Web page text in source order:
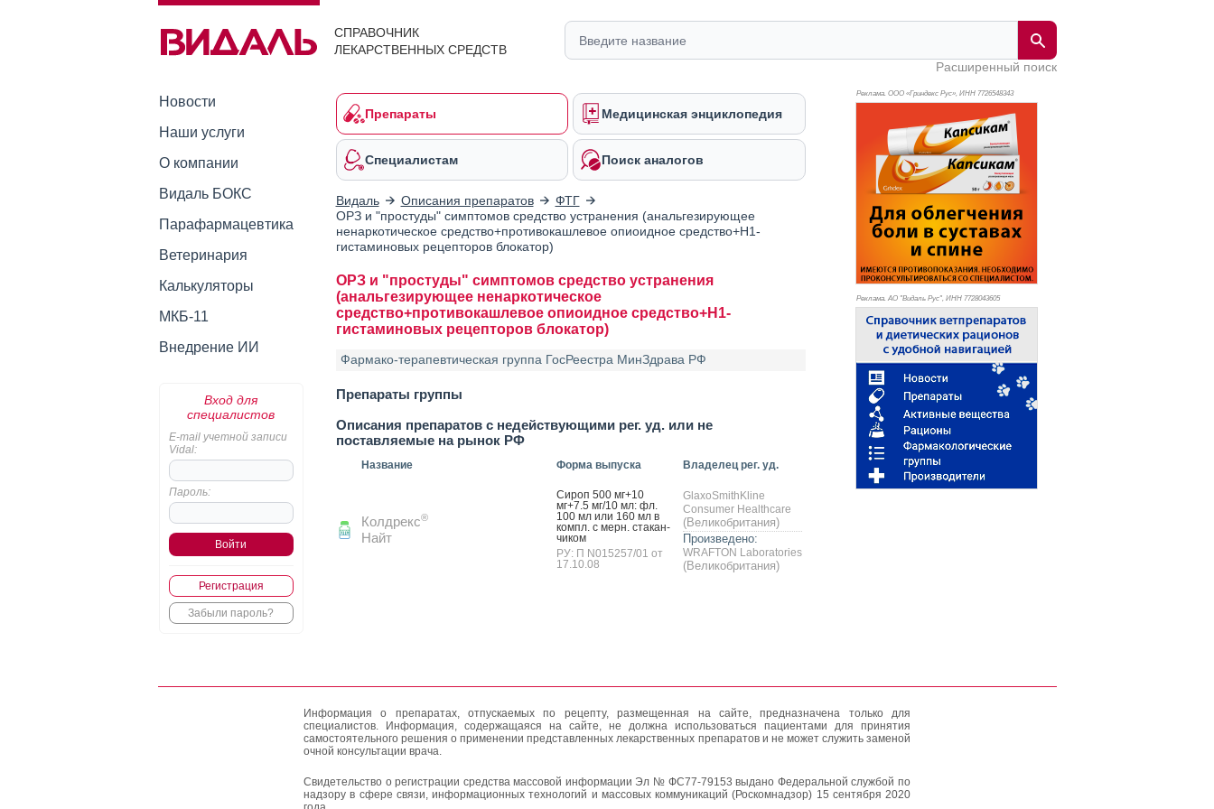
СПРАВОЧНИК
ЛЕКАРСТВЕННЫХ СРЕДСТВ
Расширенный поиск
Новости
Наши услуги
О компании
Видаль БОКС
Парафармацевтика
Ветеринария
Калькуляторы
МКБ-11
Внедрение ИИ
Вход для
специалистов
E-mail учетной записи
Vidal:
Пароль:
Регистрация
Забыли пароль?
Препараты Медицинская энциклопедия
Специалистам Поиск аналогов
Видаль Описания препаратов
ФТГ
ОРЗ и "простуды" симптомов средство устранения (анальгезирующее
ненаркотическое средство+противокашлевое опиоидное средство+H1-
гистаминовых рецепторов блокатор)
ОРЗ и "простуды" симптомов средство устранения
(анальгезирующее ненаркотическое
средство+противокашлевое опиоидное средство+H1-
гистаминовых рецепторов блокатор)
Фармако-терапевтическая группа ГосРеестра МинЗдрава РФ
Препараты группы
Описания препаратов с недействующими рег. уд. или не
поставляемые на рынок РФ
Название Форма выпуска Владелец рег. уд.
Колдрекс®
Найт
Си­роп 500 мг+10
мг+7.5 мг/10 мл: фл.
100 мл или 160 мл в
компл. с мерн. ста­кан­
чи­ком
РУ: П N015257/01 от
17.10.08
GlaxoSmithKline
Consumer Healthcare
(Великобритания)
Произведено:
WRAFTON Laboratories
(Великобритания)
Реклама. ООО «Гриндекс Рус», ИНН 7726548343
Реклама. АО "Видаль Рус", ИНН 7728043605
Информация о препаратах, отпускаемых по рецепту, размещенная на сайте, предназначена только для
специалистов. Информация, содержащаяся на сайте, не должна использоваться пациентами для принятия
самостоятельного решения о применении представленных лекарственных препаратов и не может служить заменой
очной консультации врача.
Свидетельство о регистрации средства массовой информации Эл № ФС77-79153 выдано Федеральной службой по
надзору в сфере связи, информационных технологий и массовых коммуникаций (Роскомнадзор) 15 сентября 2020